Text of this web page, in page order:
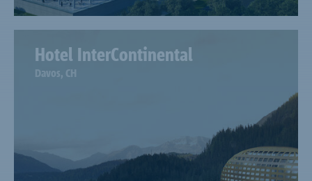
Hotel InterContinental
Davos, CH